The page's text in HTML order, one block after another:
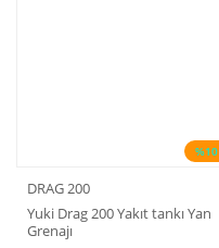
%10
DRAG 200
Yuki Drag 200 Yakıt tankı Yan
Grenajı